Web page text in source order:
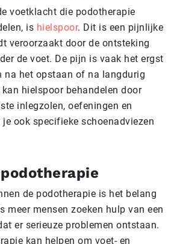
voetklacht die podotherapie
is hielspoor. Dit is een pijnlijke
veroorzaakt door de ontsteking
de voet. De pijn is vaak het ergst
na het opstaan of na langdurig
hielspoor behandelen door
inlegzolen, oefeningen en
ook specifieke schoenadviezen
de podotherapie is het belang
meer mensen zoeken hulp van een
er serieuze problemen ontstaan.
kan helpen om voet- en